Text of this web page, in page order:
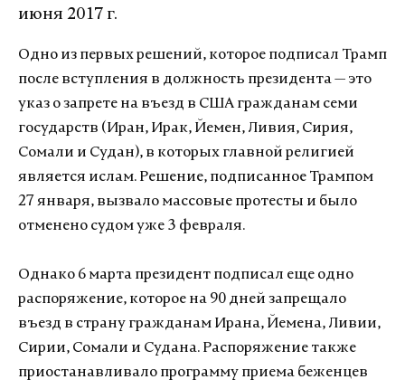
июня 2017 г.
Одно из первых решений, которое подписал Трамп
после вступления в должность президента — это
указ о запрете на въезд в США гражданам семи
государств (Иран, Ирак, Йемен, Ливия, Сирия,
Сомали и Судан), в которых главной религией
является ислам. Решение, подписанное Трампом
27 января, вызвало массовые протесты и было
отменено судом уже 3 февраля.
Однако 6 марта президент подписал еще одно
распоряжение, которое на 90 дней запрещало
въезд в страну гражданам Ирана, Йемена, Ливии,
Сирии, Сомали и Судана. Распоряжение также
приостанавливало программу приема беженцев